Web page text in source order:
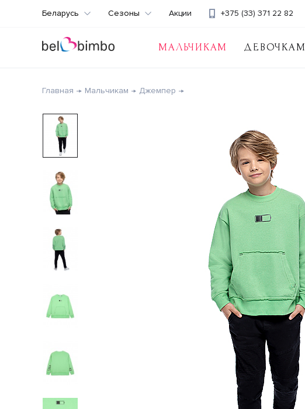
МАЛЬЧИКАМ ДЕВОЧКАМ
+375 (33) 371 22 82
Беларусь Сезоны Акции
Главная Мальчикам Джемпер